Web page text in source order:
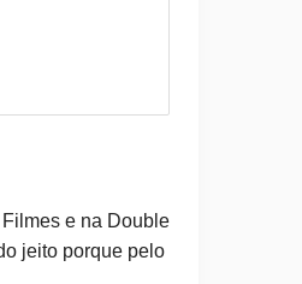
e na Double
jeito porque pelo